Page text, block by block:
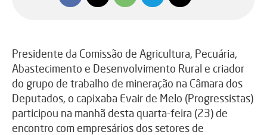
Presidente da Comissão de Agricultura, Pecuária,
Abastecimento e Desenvolvimento Rural e criador
do grupo de trabalho de mineração na Câmara dos
Deputados, o capixaba Evair de Melo (Progressistas)
participou na manhã desta quarta-feira (23) de
encontro com empresários dos setores de